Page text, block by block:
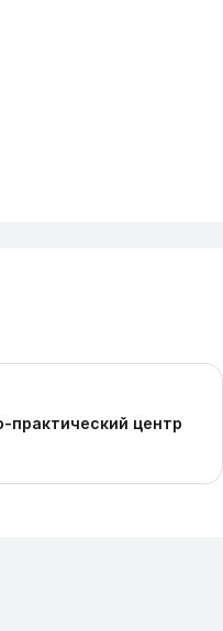
практический центр